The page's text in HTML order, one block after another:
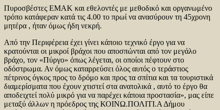
Πυροσβέστες ΕΜΑΚ και εθελοντές με μεθοδικό και οργανωμένο
τρόπο κατάφεραν κατά τις 4.00 το πρωί να ανασύρουν τη 45χρονη
μητέρα , ήταν όμως ήδη νεκρή.
Από την Περιφέρεια έχει γίνει κάποιο τεχνικό έργο για να
κρατούνται οι μικροί βράχοι που αποσπώνται από τον μεγάλο
βράχο, τον «Πύργο» όπως λέγεται, οι οποίοι πέφτουν στο
οδόστρωμα. Αν όμως καταρρεύσει όλος αυτός ο τεράστιος
πέτρινος όγκος προς το δρόμο και προς τα σπίτια και τα τουριστικά
διαμερίσματα που έχουν χτιστεί στα ανατολικά , αυτό το έργο θα
αποδειχτεί πολύ μικρό για να παρέχει κάποια προστασία», μας είπε
μεταξύ άλλων η πρόεδρος της ΚΟΙΝΩ.ΠΟΛΙΤΙ.Α Δήμου